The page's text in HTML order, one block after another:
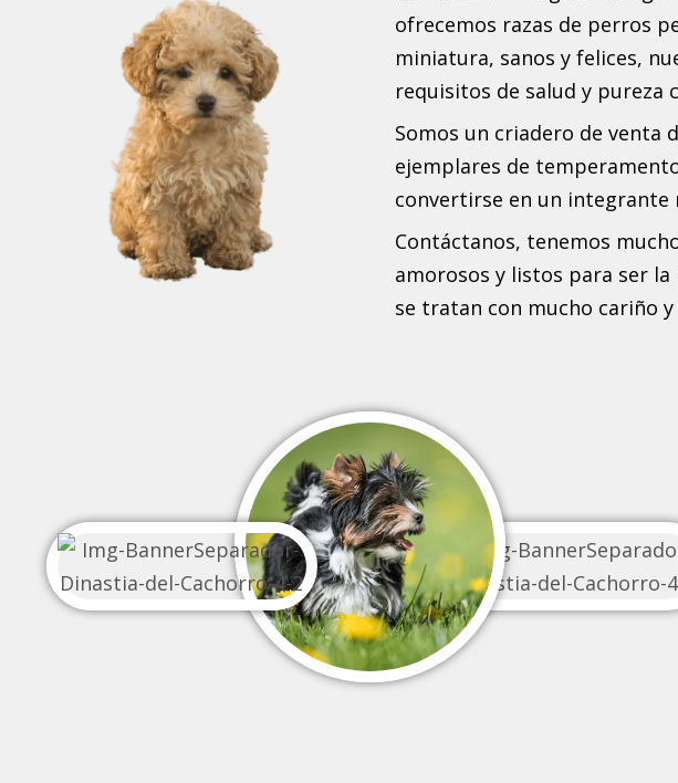
ofrecemos razas de perros
miniatura, sanos y felices,
requisitos de salud y pureza
Somos un criadero de venta
ejemplares de
convertirse en un integrante
Contáctanos, tenemos
amorosos y listos para ser
se tratan con mucho cariño